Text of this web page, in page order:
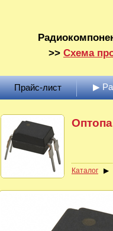
>> Схема
Прайс-лист ▶
Каталог